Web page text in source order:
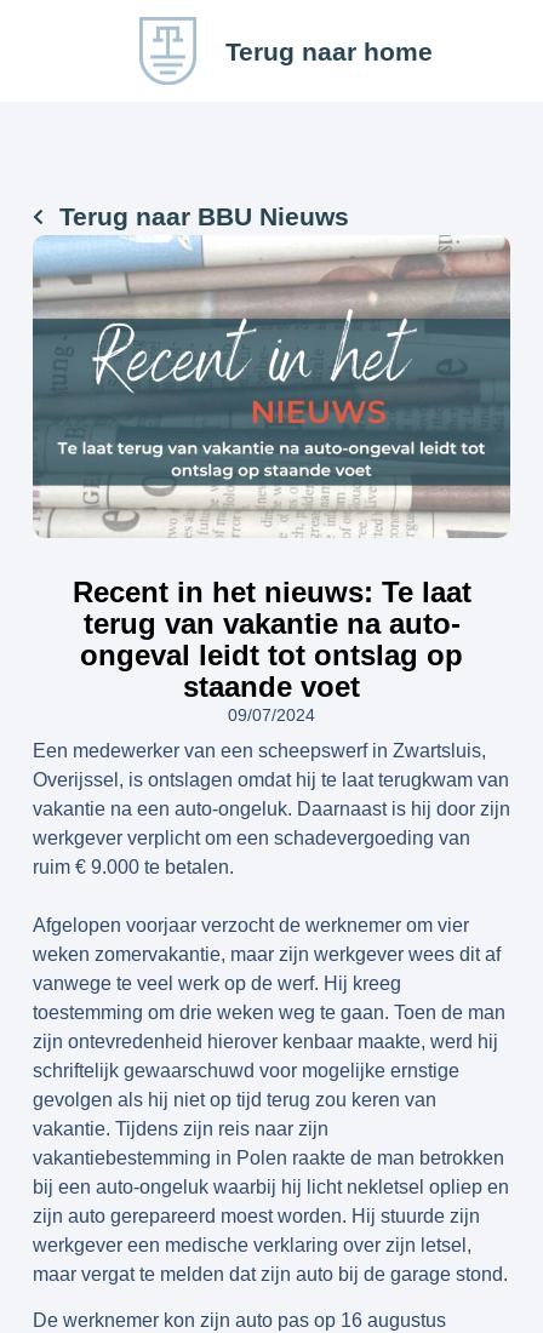
Terug naar home
Terug naar BBU Nieuws
Recent in het nieuws: Te laat
terug van vakantie na auto-
ongeval leidt tot ontslag op
staande voet
09/07/2024
Een medewerker van een scheepswerf in Zwartsluis,
Overijssel, is ontslagen omdat hij te laat terugkwam van
vakantie na een auto-ongeluk. Daarnaast is hij door zijn
werkgever verplicht om een schadevergoeding van
ruim € 9.000 te betalen.
Afgelopen voorjaar verzocht de werknemer om vier
weken zomervakantie, maar zijn werkgever wees dit af
vanwege te veel werk op de werf. Hij kreeg
toestemming om drie weken weg te gaan. Toen de man
zijn ontevredenheid hierover kenbaar maakte, werd hij
schriftelijk gewaarschuwd voor mogelijke ernstige
gevolgen als hij niet op tijd terug zou keren van
vakantie. Tijdens zijn reis naar zijn
vakantiebestemming in Polen raakte de man betrokken
bij een auto-ongeluk waarbij hij licht nekletsel opliep en
zijn auto gerepareerd moest worden. Hij stuurde zijn
werkgever een medische verklaring over zijn letsel,
maar vergat te melden dat zijn auto bij de garage stond.
De werknemer kon zijn auto pas op 16 augustus